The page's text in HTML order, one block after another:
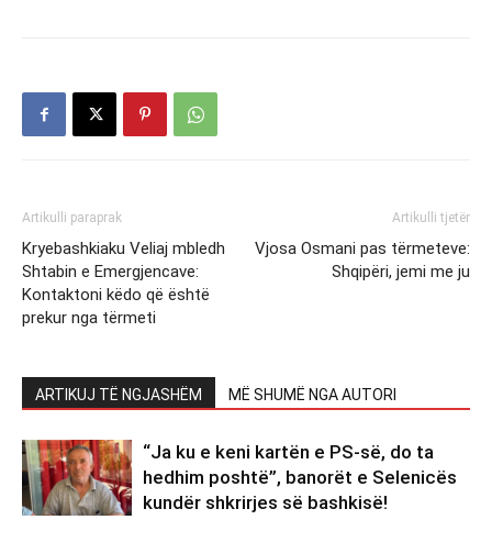
Artikulli paraprak
Kryebashkiaku Veliaj mbledh
Shtabin e Emergjencave:
Kontaktoni këdo që është
prekur nga tërmeti
Artikulli tjetër
Vjosa Osmani pas tërmeteve:
Shqipëri, jemi me ju
ARTIKUJ TË NGJASHËM MË SHUMË NGA AUTORI
“Ja ku e keni kartën e PS-së, do ta
hedhim poshtë”, banorët e Selenicës
kundër shkrirjes së bashkisë!